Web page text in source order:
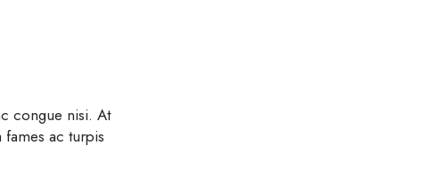
congue nisi. At
ac turpis